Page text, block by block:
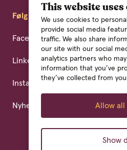
This website uses
We use cookies to
provide social media
traffic. We also share
our site with our social
analytics partners who
information that you’ve
they’ve collected from
Allow all
Show
Følg oss
Facebook
LinkedIn
Instagram
Nyhetsbrev